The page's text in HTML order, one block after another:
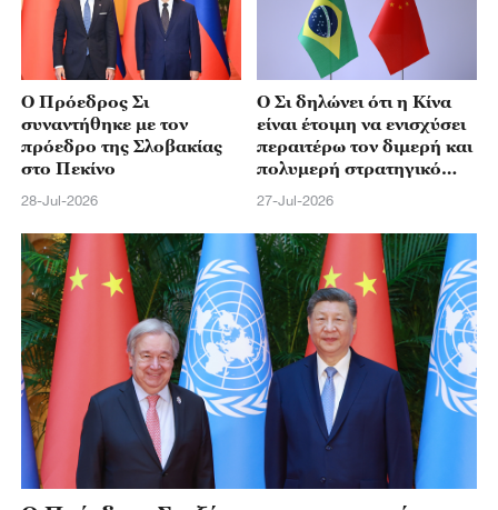
Ο Πρόεδρος Σι
συναντήθηκε με τον
πρόεδρο της Σλοβακίας
στο Πεκίνο
28-Jul-2026
Ο Σι δηλώνει ότι η Κίνα
είναι έτοιμη να ενισχύσει
περαιτέρω τον διμερή και
πολυμερή στρατηγικό
Βραζιλία
27-Jul-2026